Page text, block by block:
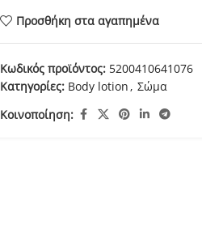
Προσθήκη στα αγαπημένα
Κωδικός προϊόντος: 5200410641076
Κατηγορίες: Body lotion, Σώμα
Κοινοποίηση: